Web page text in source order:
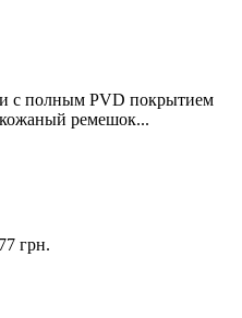
с полным PVD покрытием
кожаный ремешок...
грн.